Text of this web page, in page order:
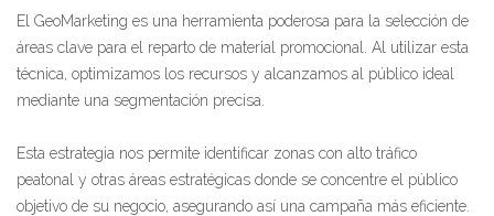
El GeoMarketing es una herramienta poderosa para la selección de
áreas clave para el reparto de material promocional. Al utilizar esta
técnica, optimizamos los recursos y alcanzamos al público ideal
mediante una segmentación precisa.
Esta estrategia nos permite identificar zonas con alto tráfico
peatonal y otras áreas estratégicas donde se concentre el público
objetivo de su negocio, asegurando así una campaña más eficiente.